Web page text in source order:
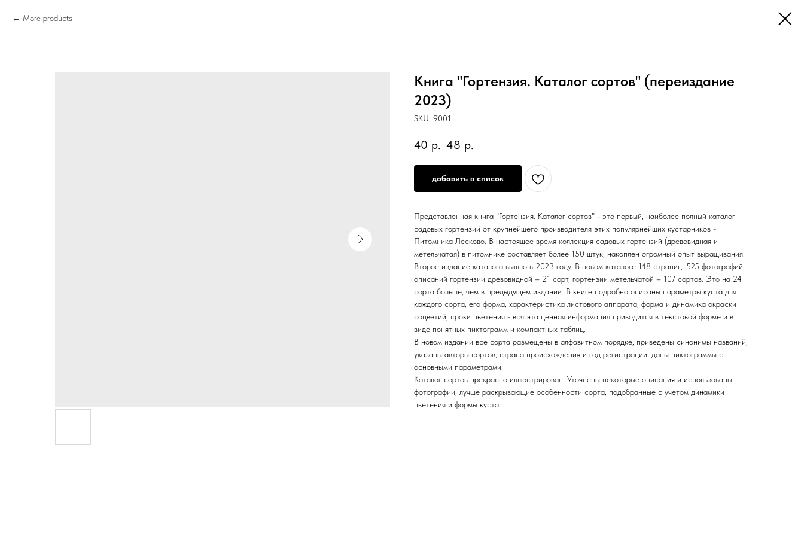
More products
Книга "Гортензия. Каталог сортов" (переиздание
2023)
SKU: 9001
40 р. 48 р.
добавить в список
Представленная книга "Гортензия. Каталог сортов" - это первый, наиболее полный каталог
садовых гортензий от крупнейшего производителя этих популярнейших кустарников -
Питомника Лесково. В настоящее время коллекция садовых гортензий (древовидная и
метельчатая) в питомнике составляет более 150 штук, накоплен огромный опыт выращивания.
Второе издание каталога вышло в 2023 году. В новом каталоге 148 страниц, 525 фотографий,
описаний гортензии древовидной – 21 сорт, гортензии метельчатой – 107 сортов. Это на 24
сорта больше, чем в предыдущем издании. В книге подробно описаны параметры куста для
каждого сорта, его форма, характеристика листового аппарата, форма и динамика окраски
соцветий, сроки цветения - вся эта ценная информация приводится в текстовой форме и в
виде понятных пиктограмм и компактных таблиц.
В новом издании все сорта размещены в алфавитном порядке, приведены синонимы названий,
указаны авторы сортов, страна происхождения и год регистрации, даны пиктограммы с
основными параметрами.
Каталог сортов прекрасно иллюстрирован. Уточнены некоторые описания и использованы
фотографии, лучше раскрывающие особенности сорта, подобранные с учетом динамики
цветения и формы куста.